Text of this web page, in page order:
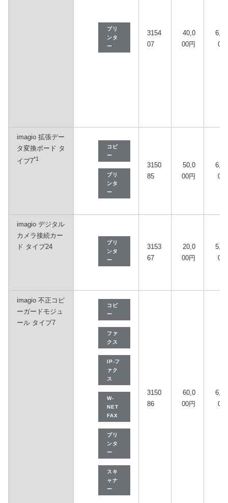
プリ
ンタ
ー
3154
07
40,0
00円
6,90
0円
imagio 拡張デー
タ変換ボード タ
イプ7*1
コピ
ー
プリ
ンタ
ー
3150
85
50,0
00円
6,30
0円
imagio デジタル
カメラ接続カー
ド タイプ24
プリ
ンタ
ー
3153
67
20,0
00円
5,50
0円
imagio 不正コピ
ーガードモジュ
ール タイプ7
コピ
ー
ファ
クス
IP-フ
ァク
ス
W-
NET
FAX
プリ
ンタ
ー
スキ
ャナ
ー
3150
86
60,0
00円
6,30
0円